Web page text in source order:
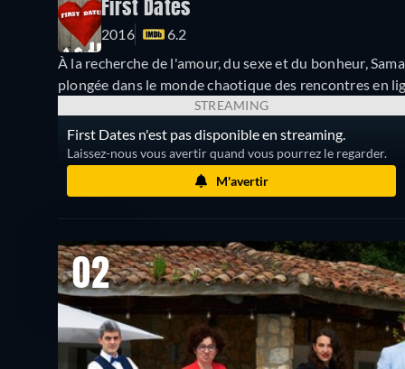
First Dates
2016
6.2
À la recherche de l'amour, du sexe et du bonheur,
plongée dans le monde chaotique des rencontres en
STREAMING
First Dates n'est pas disponible en streaming.
Laissez-nous vous avertir quand vous pourrez le regarder.
M'avertir
02